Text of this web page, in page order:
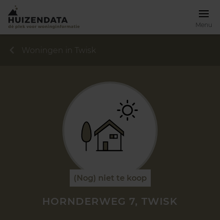
Menu
Woningen in Twisk
(Nog) niet te koop
HORNDERWEG 7, TWISK